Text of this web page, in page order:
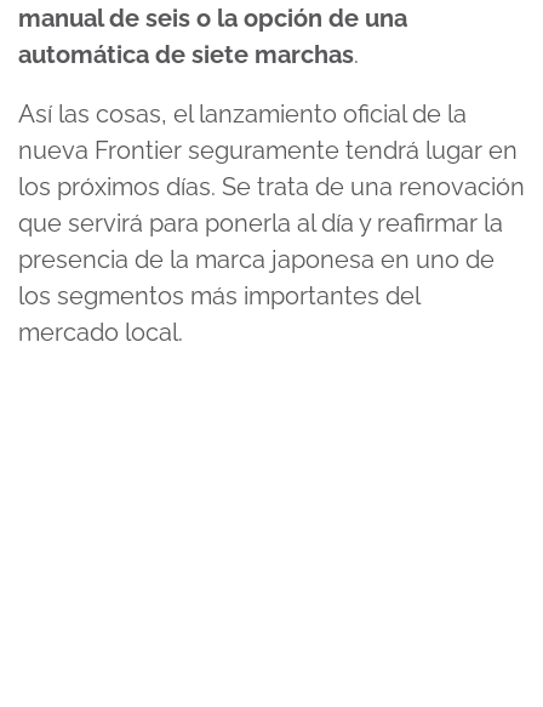
manual de seis o la opción de una
automática de siete marchas.
Así las cosas, el lanzamiento oficial de la
nueva Frontier seguramente tendrá lugar en
los próximos días. Se trata de una renovación
que servirá para ponerla al día y reafirmar la
presencia de la marca japonesa en uno de
los segmentos más importantes del
mercado local.